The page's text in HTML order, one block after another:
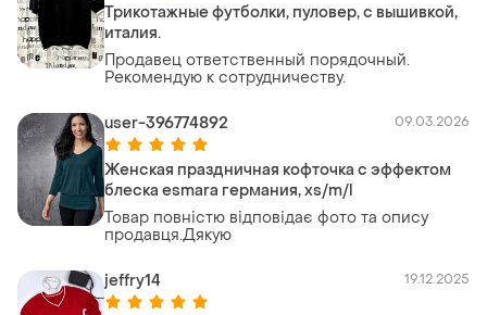
Трикотажные футболки, пуловер, с вышивкой,
италия.
Продавец ответственный порядочный.
Рекомендую к сотрудничеству.
user-396774892 09.03.2026
Женская праздничная кофточка с эффектом
блеска esmara германия, xs/m/l
Товар повністю відповідає фото та опису
продавця.Дякую
jeffry14 19.12.2025